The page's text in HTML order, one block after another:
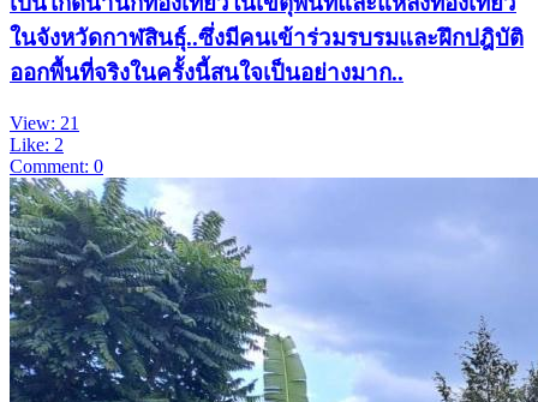
ในจังหวัดกาฬสินธุ์..ซึ่งมีคนเข้าร่วมรบรมและฝึกปฎิบัติ
ออกพื้นที่จริงในครั้งนี้สนใจเป็นอย่างมาก..
View: 21
Like: 2
Comment: 0